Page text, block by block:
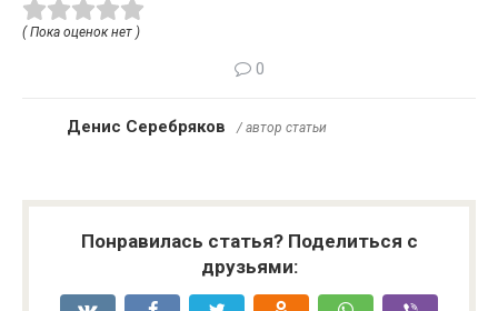
( Пока оценок нет )
0
Денис Серебряков / автор статьи
Понравилась статья? Поделиться с
друзьями: